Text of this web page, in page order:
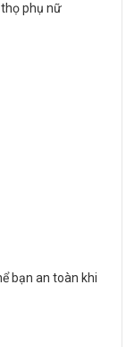
phụ nữ
bạn an toàn khi